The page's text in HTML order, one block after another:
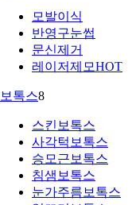
모발이식
반영구눈썹
문신제거
레이저제모HOT
보톡스8
스킨보톡스
사각턱보톡스
승모근보톡스
침샘보톡스
눈가주름보톡스